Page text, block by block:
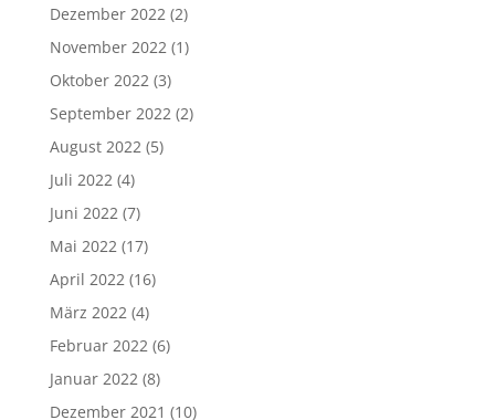
Dezember 2022(2)
November 2022(1)
Oktober 2022(3)
September 2022(2)
August 2022(5)
Juli 2022(4)
Juni 2022(7)
Mai 2022(17)
April 2022(16)
März 2022(4)
Februar 2022(6)
Januar 2022(8)
Dezember 2021 (10)